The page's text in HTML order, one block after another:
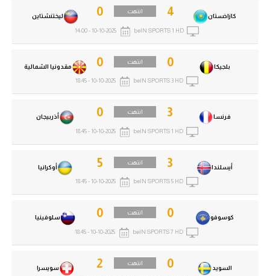
السويد 0 انتهت
سويسرا 2
كوسوفو 0 انتهت
سلوفينيا 0
beIN SPORTS 7 HD
10-10-2025 - 18:45
أيسلندا 3 انتهت
أوكرانيا 5
beIN SPORTS 5 HD
10-10-2025 - 18:45
فرنسا 3 انتهت
أذربيجان 0
beIN SPORTS 1 HD
10-10-2025 - 18:45
بلجيكا 0 انتهت
مقدونيا الشمالية 0
beIN SPORTS 3 HD
10-10-2025 - 18:45
كازاخستان 4 انتهت
ليختنشتاين 0
beIN SPORTS 1 HD
10-10-2025 - 14:00